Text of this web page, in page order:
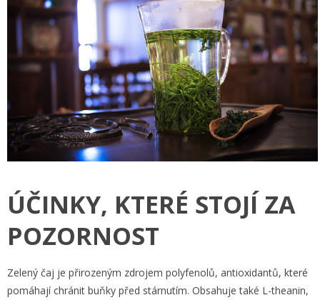
ÚČINKY, KTERÉ STOJÍ ZA
POZORNOST
Zelený čaj je přirozeným zdrojem polyfenolů, antioxidantů, které
pomáhají chránit buňky před stárnutím. Obsahuje také L-theanin,